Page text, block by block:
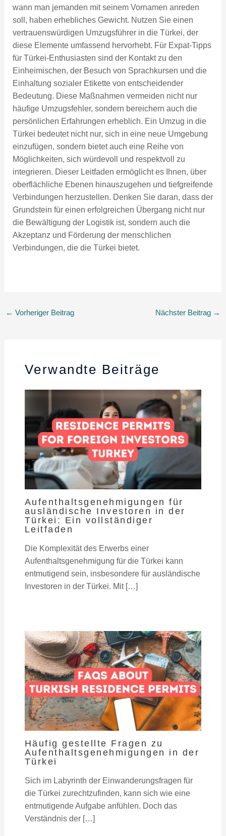
wann man jemanden mit seinem Vornamen anreden
soll, haben erhebliches Gewicht. Nutzen Sie einen
vertrauenswürdigen Umzugsführer in die Türkei, der
diese Elemente umfassend hervorhebt. Für Expat-Tipps
für Türkei-Enthusiasten sind der Kontakt zu den
Einheimischen, der Besuch von Sprachkursen und die
Einhaltung sozialer Etikette von entscheidender
Bedeutung. Diese Maßnahmen vermeiden nicht nur
häufige Umzugsfehler, sondern bereichern auch die
persönlichen Erfahrungen erheblich. Ein Umzug in die
Türkei bedeutet nicht nur, sich in eine neue Umgebung
einzufügen, sondern bietet auch eine Reihe von
Möglichkeiten, sich würdevoll und respektvoll zu
integrieren. Dieser Leitfaden ermöglicht es Ihnen, über
oberflächliche Ebenen hinauszugehen und tiefgreifende
Verbindungen herzustellen. Denken Sie daran, dass der
Grundstein für einen erfolgreichen Übergang nicht nur
die Bewältigung der Logistik ist, sondern auch die
Akzeptanz und Förderung der menschlichen
Verbindungen, die die Türkei bietet.
← Vorheriger Beitrag Nächster Beitrag →
Verwandte Beiträge
Aufenthaltsgenehmigungen für
ausländische Investoren in der
Türkei: Ein vollständiger
Leitfaden
Die Komplexität des Erwerbs einer
Aufenthaltsgenehmigung für die Türkei kann
entmutigend sein, insbesondere für ausländische
Investoren in der Türkei. Mit […]
Häufig gestellte Fragen zu
Aufenthaltsgenehmigungen in der
Türkei
Sich im Labyrinth der Einwanderungsfragen für
die Türkei zurechtzufinden, kann sich wie eine
entmutigende Aufgabe anfühlen. Doch das
Verständnis der […]